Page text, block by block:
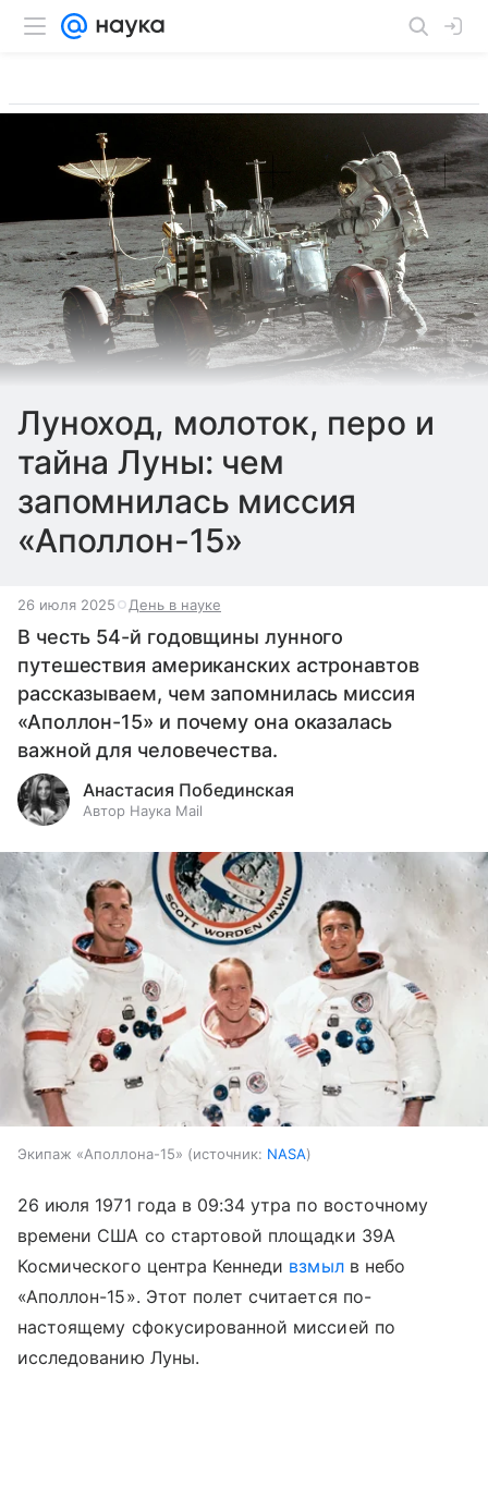
Луноход, молоток, перо и
тайна Луны: чем
запомнилась миссия
«Аполлон-15»
26 июля 2025 День в науке
В честь 54-й годовщины лунного
путешествия американских астронавтов
рассказываем, чем запомнилась миссия
«Аполлон-15» и почему она оказалась
важной для человечества.
Анастасия Побединская
Автор Наука Mail
Экипаж «Аполлона-15» источник: NASA
26 июля 1971 года в 09:34 утра по восточному
времени США со стартовой площадки 39A
Космического центра Кеннеди взмылв небо
«Аполлон-15». Этот полет считается по-
настоящему сфокусированной миссией по
исследованию Луны.